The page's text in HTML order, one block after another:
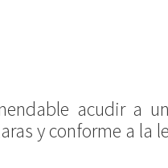
acudir a
y conforme a la